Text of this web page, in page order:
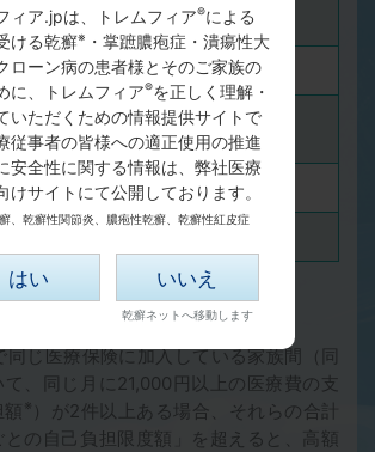
ィア.jpは、トレムフィア®による
ける乾癬※ ・掌蹠膿疱症・潰瘍性大
ローン病の患者様とそのご家族の
に、トレムフィア®を正しく理解・
いただくための情報提供サイトで
従事者の皆様への適正使用の推進
安全性に関する情報は、弊社医療
けサイトにて公開しております。
、乾癬性関節炎、膿疱性乾癬、乾癬性紅皮症
はい いいえ
以上
140,100円
～約1,160万円 93,000円
～約770
万円
44,400円
万円未満 44,400円
じ医療保険に加入している家族間（同
て、同じ月に21,000円以上の医療費の支
※ ）が2件以上ある場合、それらの合計
の自己負担限度額」を超えると、高額